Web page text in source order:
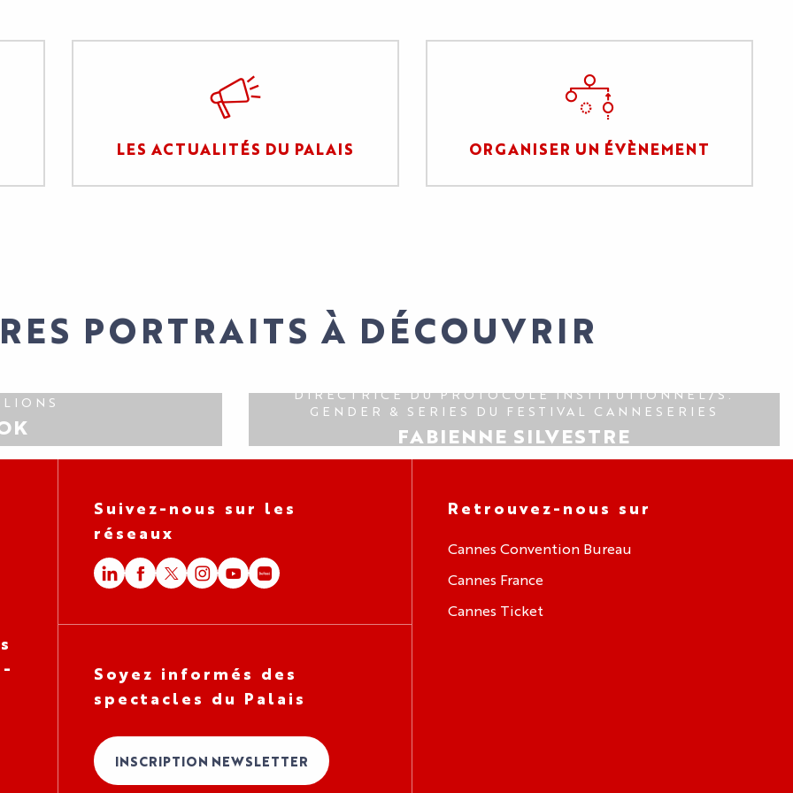
LES ACTUALITÉS DU PALAIS ORGANISER UN ÉVÈNEMENT
PORTRAITS À DÉCOUVRIR
DIRECTRICE DU PROTOCOLE INSTITUTIONNEL/S.
GENDER & SERIES DU FESTIVAL CANNESERIES
FABIENNE SILVESTRE
Suivez-nous sur les
réseaux
Soyez informés des
spectacles du Palais
INSCRIPTION NEWSLETTER
Retrouvez-nous sur
Cannes Convention Bureau
Cannes France
Cannes Ticket